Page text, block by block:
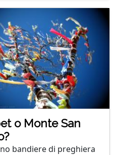
o Monte San
bandiere di preghiera